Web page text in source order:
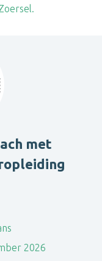
met
2026